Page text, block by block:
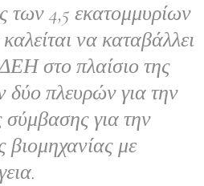
των 4,5 εκατομμυρίων
να καταβάλλει
στο πλαίσιο της
πλευρών για την
για την
βιομηχανίας με